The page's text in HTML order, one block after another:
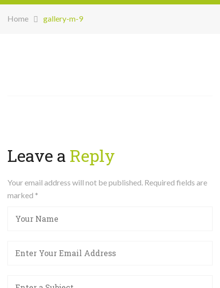
Home gallery-m-9
Leave a Reply
Your email address will not be published. Required fields are
marked *